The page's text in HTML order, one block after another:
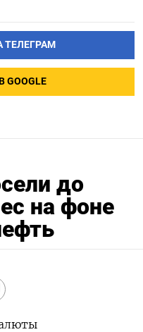
ТЕЛЕГРАМ
до
на фоне